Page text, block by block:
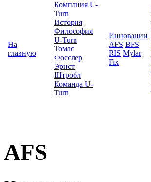
На
главную
Компания U-
Turn
История
Философия
U-Turn
Томас
Фосслер
Эрнст
Штробл
Команда U-
Turn
Инновации
AFS BFS
RIS Mylar
Fix
AFS